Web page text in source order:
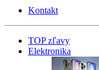
Kontakt
TOP zľavy
Elektronika